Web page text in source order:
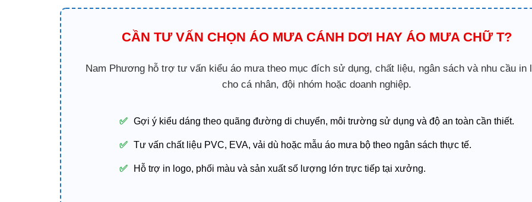
CẦN TƯ VẤN CHỌN ÁO MƯA CÁNH DƠI HAY ÁO MƯA CHỮ T?
Nam Phương hỗ trợ tư vấn kiểu áo mưa theo mục đích sử dụng, chất liệu, ngân sách và nhu cầu in
cho cá nhân, đội nhóm hoặc doanh nghiệp.
✅ Gợi ý kiểu dáng theo quãng đường di chuyển, môi trường sử dụng và độ an toàn cần thiết.
✅ Tư vấn chất liệu PVC, EVA, vải dù hoặc mẫu áo mưa bộ theo ngân sách thực tế.
✅ Hỗ trợ in logo, phối màu và sản xuất số lượng lớn trực tiếp tại xưởng.